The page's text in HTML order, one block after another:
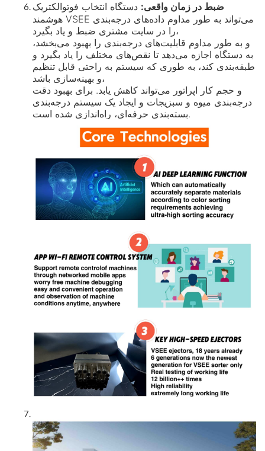
ضبط در زمان واقعی: دستگاه انتخاب فوتوالکتریک
هوشمند VSEE می‌تواند به طور مداوم داده‌های درجه‌بندی
را در سایت مشتری ضبط و یاد بگیرد،
و به طور مداوم قابلیت‌های درجه‌بندی را بهبود می‌بخشد،
به دستگاه اجازه می‌دهد تا نقص‌های مختلف را یاد بگیرد و
طبقه‌بندی کند، به طوری که سیستم به راحتی قابل تنظیم
و بهینه‌سازی باشد،
و حجم کار اپراتور می‌تواند کاهش یابد. برای بهبود دقت
درجه‌بندی میوه و سبزیجات و ایجاد یک سیستم درجه‌بندی